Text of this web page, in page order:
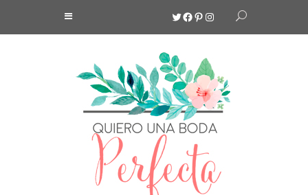
Twitter
Facebook
Pinterest
Instagram